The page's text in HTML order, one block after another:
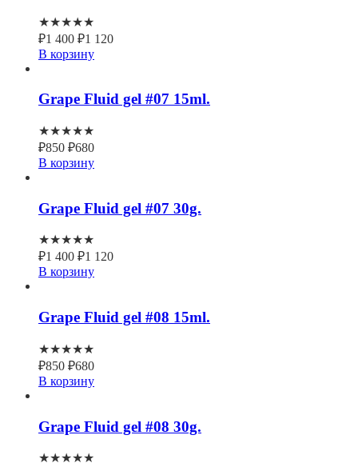
★★★★★
₽1 400 ₽1 120
В корзину
Grape Fluid gel #07 15ml.
★★★★★
₽850 ₽680
В корзину
Grape Fluid gel #07 30g.
★★★★★
₽1 400 ₽1 120
В корзину
Grape Fluid gel #08 15ml.
★★★★★
₽850 ₽680
В корзину
Grape Fluid gel #08 30g.
★★★★★